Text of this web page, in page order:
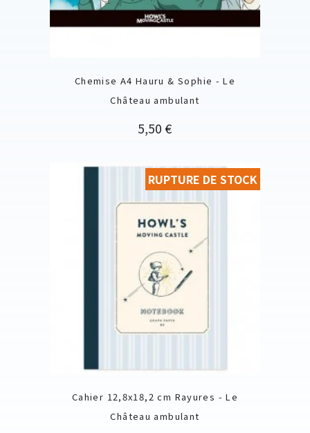
Chemise A4 Hauru & Sophie - Le
Château ambulant
Prix
5,50 €
Cahier 12,8x18,2 cm Rayures - Le
Château ambulant
RUPTURE DE STOCK